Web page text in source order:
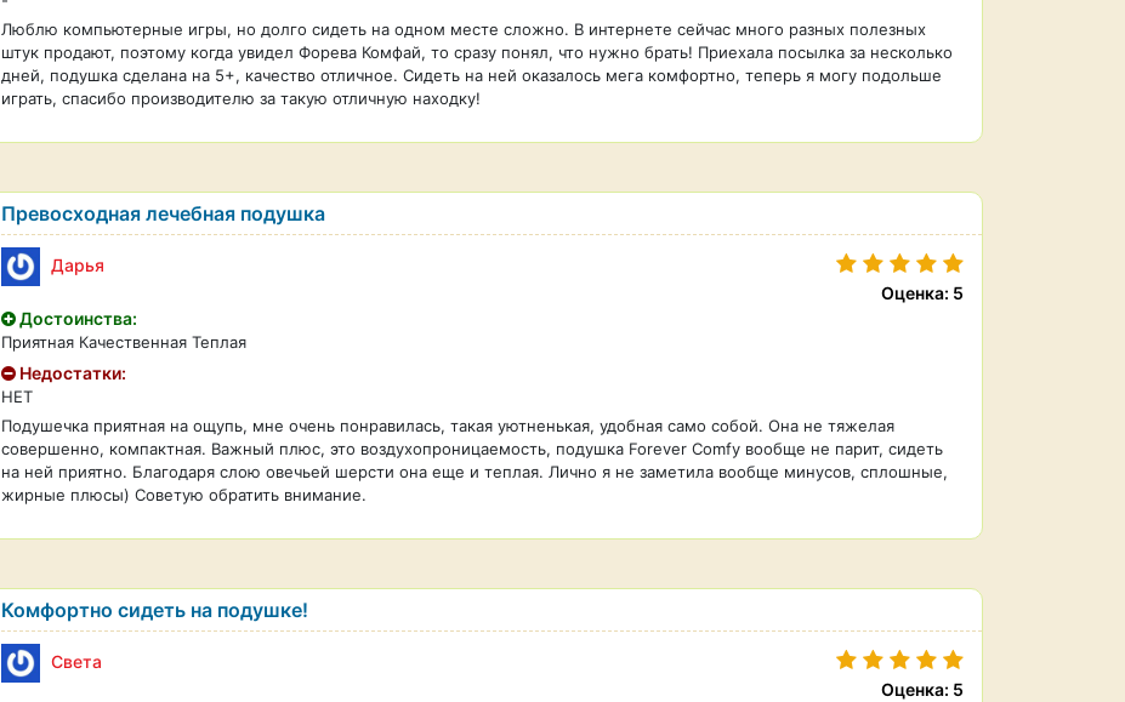
Люблю компьютерные игры, но долго сидеть на одном месте сложно. В интернете сейчас много разных полезных
штук продают, поэтому когда увидел Форева Комфай, то сразу понял, что нужно брать! Приехала посылка за несколько
дней, подушка сделана на 5+, качество отличное. Сидеть на ней оказалось мега комфортно, теперь я могу подольше
играть, спасибо производителю за такую отличную находку!
Превосходная лечебная подушка
Дарья
Оценка: 5
Достоинства:
Приятная Качественная Теплая
Недостатки:
НЕТ
Подушечка приятная на ощупь, мне очень понравилась, такая уютненькая, удобная само собой. Она не тяжелая
совершенно, компактная. Важный плюс, это воздухопроницаемость, подушка Forever Comfy вообще не парит, сидеть
на ней приятно. Благодаря слою овечьей шерсти она еще и теплая. Лично я не заметила вообще минусов, сплошные,
жирные плюсы) Советую обратить внимание.
Комфортно сидеть на подушке!
Света
Оценка: 5